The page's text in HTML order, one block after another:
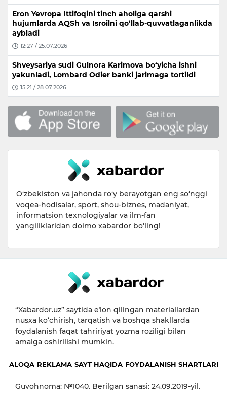
Eron Yevropa Ittifoqini tinch aholiga qarshi
hujumlarda AQSh va Isroilni qo‘llab-quvvatlaganlikda
aybladi
12:27 / 25.07.2026
Shveysariya sudi Gulnora Karimova bo‘yicha ishni
yakunladi, Lombard Odier banki jarimaga tortildi
15:21 / 28.07.2026
O‘zbekiston va jahonda ro‘y berayotgan eng so‘nggi
voqea-hodisalar, sport, shou-biznes, madaniyat,
informatsion texnologiyalar va ilm-fan
yangiliklaridan doimo xabardor bo‘ling!
“Xabardor.uz” saytida eʼlon qilingan materiallardan
nusxa ko‘chirish, tarqatish va boshqa shakllarda
foydalanish faqat tahririyat yozma roziligi bilan
amalga oshirilishi mumkin.
ALOQA REKLAMA SAYT HAQIDA FOYDALANISH SHARTLARI
Guvohnoma: №1040. Berilgan sanasi: 24.09.2019-yil.